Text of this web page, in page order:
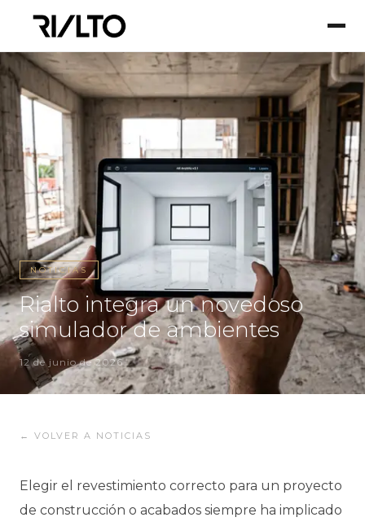
NOTICIAS
Rialto integra un novedoso
simulador de ambientes
12 de junio de 2026
← VOLVER A NOTICIAS
Elegir el revestimiento correcto para un proyecto
de construcción o acabados siempre ha implicado